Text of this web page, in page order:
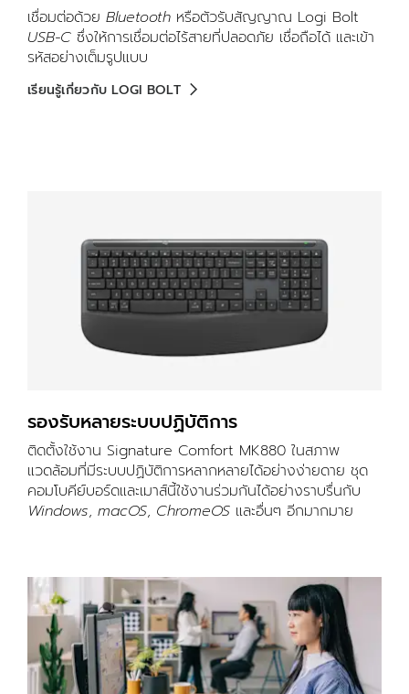
เชื่อมต่อด้วย Bluetooth หรือตัวรับสัญญาณ Logi Bolt
USB-C ซึ่งให้การเชื่อมต่อไร้สายที่ปลอดภัย เชื่อถือได้ และเข้า
รหัสอย่างเต็มรูปแบบ
เรียนรู้เกี่ยวกับ LOGI BOLT
รองรับหลายระบบปฏิบัติการ
ติดตั้งใช้งาน Signature Comfort MK880 ในสภาพ
แวดล้อมที่มีระบบปฏิบัติการหลากหลายได้อย่างง่ายดาย ชุด
คอมโบคีย์บอร์ดและเมาส์นี้ใช้งานร่วมกันได้อย่างราบรื่นกับ
Windows, macOS, ChromeOS และอื่นๆ อีกมากมาย